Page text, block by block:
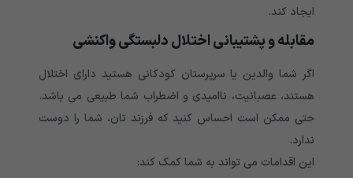
ایجاد کند.
مقابله و پشتیبانی اختلال دلبستگی واکنشی
اگر شما والدین یا سرپرستان کودکانی هستید دارای اختلال
هستند، عصبانیت، ناامیدی و اضطراب شما طبیعی می باشد.
حتی ممکن است احساس کنید که فرزند تان، شما را دوست
ندارد.
این اقدامات می تواند به شما کمک کند: